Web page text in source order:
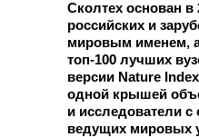
Сколтех основан в
российских и
мировым именем,
топ-100 лучших
версии Nature
одной крышей
и исследователи
ведущих мировых